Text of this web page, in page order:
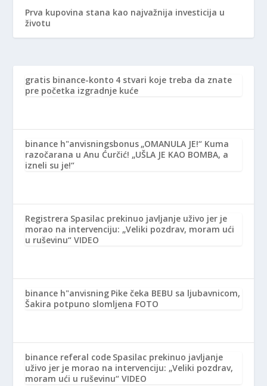
Prva kupovina stana kao najvažnija investicija u
životu
gratis binance-konto 4 stvari koje treba da znate
pre početka izgradnje kuće
binance h"anvisningsbonus „OMANULA JE!“ Kuma
razočarana u Anu Ćurčić! „UŠLA JE KAO BOMBA, a
izneli su je!“
Registrera Spasilac prekinuo javljanje uživo jer je
morao na intervenciju: „Veliki pozdrav, moram ući
u ruševinu“ VIDEO
binance h"anvisning Pike čeka BEBU sa ljubavnicom,
Šakira potpuno slomljena FOTO
binance referal code Spasilac prekinuo javljanje
uživo jer je morao na intervenciju: „Veliki pozdrav,
moram ući u ruševinu“ VIDEO